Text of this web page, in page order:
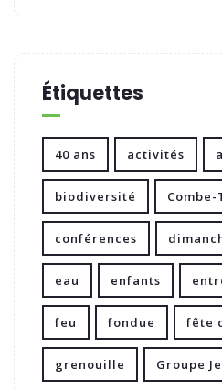
Étiquettes
40 ans activités
biodiversité
conférences
eau enfants
feu fondue fête
grenouille Groupe